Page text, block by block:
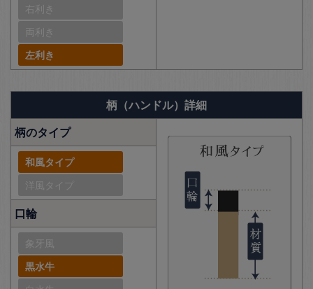
右利き
両利き
左利き
柄（ハンドル）詳細
柄のタイプ
和風タイプ
洋風タイプ
口輪
象牙風
黒水牛